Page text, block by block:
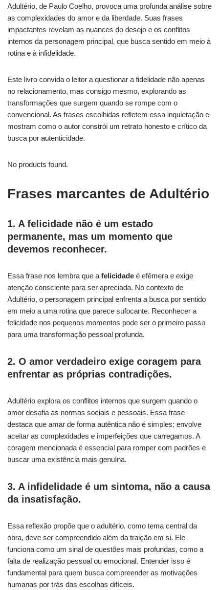
Adultério, de Paulo Coelho, provoca uma profunda análise sobre
as complexidades do amor e da liberdade. Suas frases
impactantes revelam as nuances do desejo e os conflitos
internos da personagem principal, que busca sentido em meio à
rotina e à infidelidade.
Este livro convida o leitor a questionar a fidelidade não apenas
no relacionamento, mas consigo mesmo, explorando as
transformações que surgem quando se rompe com o
convencional. As frases escolhidas refletem essa inquietação e
mostram como o autor constrói um retrato honesto e crítico da
busca por autenticidade.
No products found.
Frases marcantes de Adultério
1. A felicidade não é um estado
permanente, mas um momento que
devemos reconhecer.
Essa frase nos lembra que afelicidade é efêmera e exige
atenção consciente para ser apreciada. No contexto de
Adultério, o personagem principal enfrenta a busca por sentido
em meio a uma rotina que parece sufocante. Reconhecer a
felicidade nos pequenos momentos pode ser o primeiro passo
para uma transformação pessoal profunda.
2. O amor verdadeiro exige coragem para
enfrentar as próprias contradições.
Adultério explora os conflitos internos que surgem quando o
amor desafia as normas sociais e pessoais. Essa frase
destaca que amar de forma autêntica não é simples; envolve
aceitar as complexidades e imperfeições que carregamos. A
coragem mencionada é essencial para romper com padrões e
buscar uma existência mais genuína.
3. A infidelidade é um sintoma, não a causa
da insatisfação.
Essa reflexão propõe que o adultério, como tema central da
obra, deve ser compreendido além da traição em si. Ele
funciona como um sinal de questões mais profundas, como a
falta de realização pessoal ou emocional. Entender isso é
fundamental para quem busca compreender as motivações
humanas por trás das escolhas difíceis.